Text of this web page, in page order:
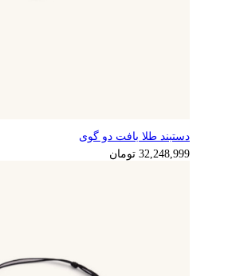
8,062,250 تومان
دستبند طلا بافت دو گوی
32,248,999 تومان